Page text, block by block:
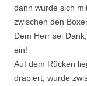
dann wurde sich
zwischen den
Dem Herr sei
ein!
Auf dem Rücken
drapiert, wurde